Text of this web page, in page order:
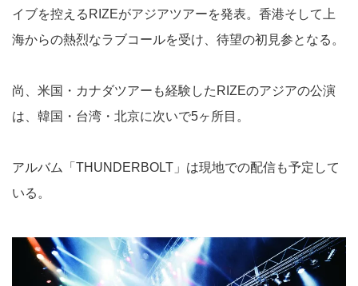
イブを控えるRIZEがアジアツアーを発表。香港そして上
海からの熱烈なラブコールを受け、待望の初見参となる。
尚、米国・カナダツアーも経験したRIZEのアジアの公演
は、韓国・台湾・北京に次いで5ヶ所目。
アルバム「THUNDERBOLT」は現地での配信も予定して
いる。